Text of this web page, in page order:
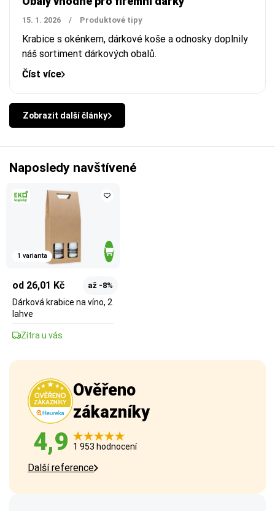
15. 1. 2026 / Produktové tipy
Krabice s okénkem, dárkové koše a odnosky doplnily
náš sortiment dárkových obalů.
Číst více
Zobrazit další články
Naposledy navštívené
1 varianta
od 26,01 Kč až -8%
Dárková krabice na víno, 2
lahve
Zítra u vás
Ověřeno
zákazníky
4,9 1 953 hodnocení
Další reference